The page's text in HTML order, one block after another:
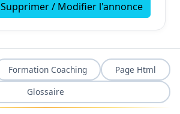
Supprimer / Modifier l'annonce
Formation Coaching
Page Html
Glossaire